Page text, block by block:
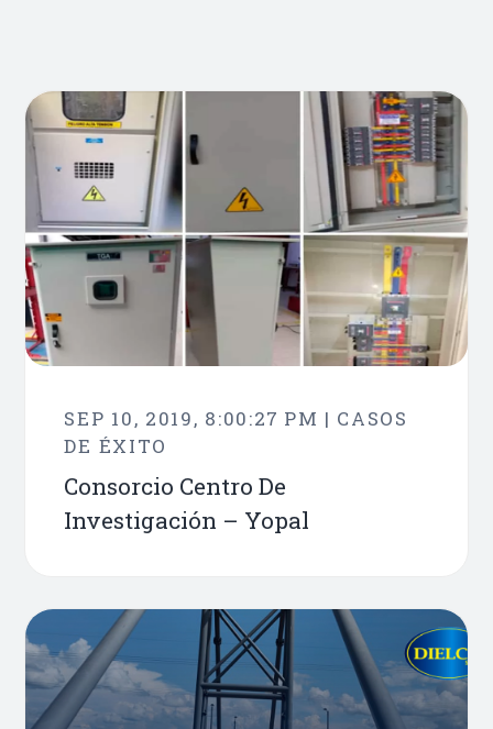
SEP 10, 2019, 8:00:27 PM | CASOS
DE ÉXITO
Consorcio Centro De
Investigación – Yopal